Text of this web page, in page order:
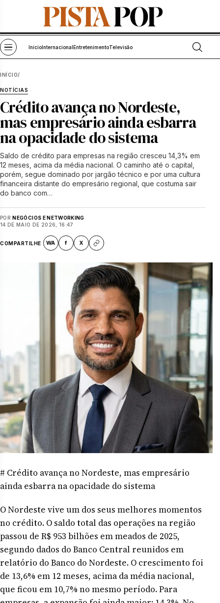
Pular para o conteúdo
Abrir menu
Início Internacional EntretenimentoTelevisão Abrir
INÍCIO/
NOTÍCIAS
Crédito avança no Nordeste,
mas empresário ainda esbarra
na opacidade do sistema
Saldo de crédito para empresas na região cresceu 14,3% em
12 meses, acima da média nacional. O caminho até o capital,
porém, segue dominado por jargão técnico e por uma cultura
financeira distante do empresário regional, que costuma sair
do banco com…
POR NEGÓCIOS E NETWORKING
14 DE MAIO DE 2026, 16:47
COMPARTILHE WA f X
# Crédito avança no Nordeste, mas empresário
ainda esbarra na opacidade do sistema
O Nordeste vive um dos seus melhores momentos
no crédito. O saldo total das operações na região
passou de R$ 953 bilhões em meados de 2025,
segundo dados do Banco Central reunidos em
relatório do Banco do Nordeste. O crescimento foi
de 13,6% em 12 meses, acima da média nacional,
que ficou em 10,7% no mesmo período. Para